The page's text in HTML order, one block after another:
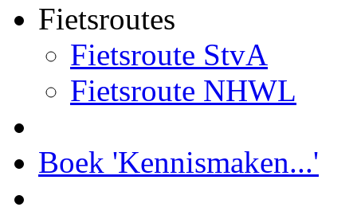
Fietsroutes
Fietsroute StvA
Fietsroute NHWL
Boek 'Kennismaken...'